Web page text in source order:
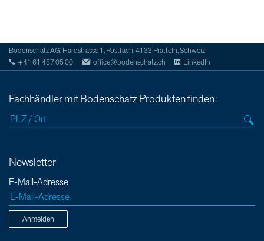
Bodenschatz AG, Hardstrasse 1, Postfach, 4133 Pratteln, Schweiz
+41 61 487 05 00
office@bodenschatz.ch LinkedIn
Fachhändler mit Bodenschatz Produkten finden:
Newsletter
E-Mail-Adresse
Anmelden